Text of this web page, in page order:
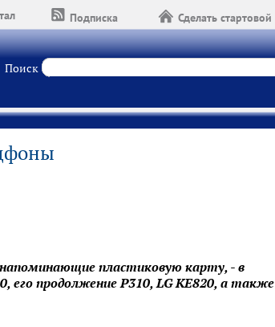
Сделать стартовой
Подписка
Поиск
пластиковую карту, - в
его продолжение P310, LG KE820, а также